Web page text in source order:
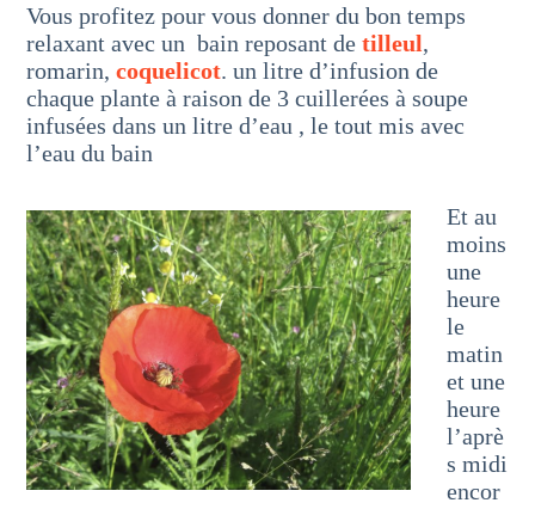
Vous profitez pour vous donner du bon temps
relaxant avec un bain reposant detilleul,
romarin,coquelicot. un litre d’infusion de
chaque plante à raison de 3 cuillerées à soupe
infusées dans un litre d’eau , le tout mis avec
l’eau du bain
Et au
moins
une
heure
le
matin
et une
heure
l’aprè
s midi
encor